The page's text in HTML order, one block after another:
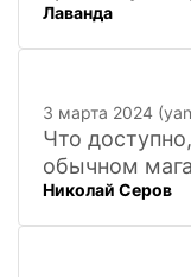
Лаванда
3 марта 2024
Что
обычном
Николай Серов